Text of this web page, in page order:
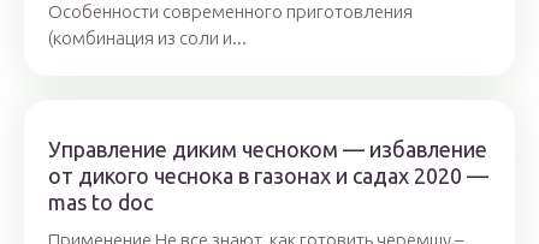
Особенности современного приготовления
(комбинация из соли и...
Управление диким чесноком — избавление
от дикого чеснока в газонах и садах 2020 —
mas to doc